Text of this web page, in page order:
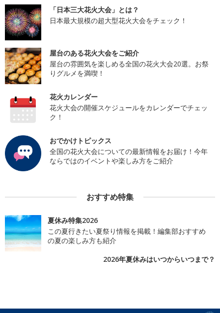
「日本三大花火大会」とは？
日本最大規模の超大型花火大会をチェック！
屋台のある花火大会をご紹介
屋台の雰囲気を楽しめる全国の花火大会20選。お祭
りグルメを満喫！
花火カレンダー
花火大会の開催スケジュールをカレンダーでチェッ
ク！
おでかけトピックス
全国の花火大会についての最新情報をお届け！今年
ならではのイベントや楽しみ方をご紹介
おすすめ特集
夏休み特集2026
この夏行きたい夏祭り情報を掲載！編集部おすすめ
の夏の楽しみ方も紹介
2026年夏休みはいつからいつまで？